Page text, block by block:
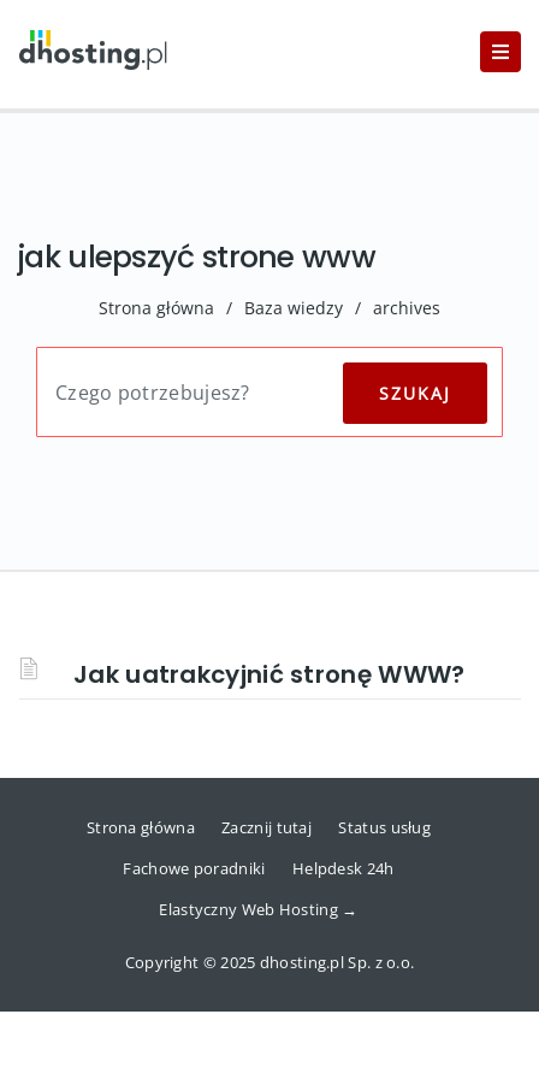
jak ulepszyć strone www
Strona główna / Baza wiedzy / archives
Jak uatrakcyjnić stronę WWW?
Strona główna Zacznij tutaj
Status usług
Fachowe poradniki
Helpdesk 24h
Elastyczny Web Hosting →
Copyright © 2025 dhosting.pl Sp. z o.o.